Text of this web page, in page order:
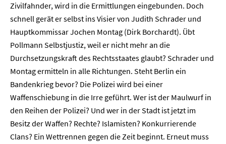
Zivilfahnder, wird in die Ermittlungen eingebunden. Doch
schnell gerät er selbst ins Visier von Judith Schrader und
Hauptkommissar Jochen Montag (Dirk Borchardt). Übt
Pollmann Selbstjustiz, weil er nicht mehr an die
Durchsetzungskraft des Rechtsstaates glaubt? Schrader und
Montag ermitteln in alle Richtungen. Steht Berlin ein
Bandenkrieg bevor? Die Polizei wird bei einer
Waffenschiebung in die Irre geführt. Wer ist der Maulwurf in
den Reihen der Polizei? Und wer in der Stadt ist jetzt im
Besitz der Waffen? Rechte? Islamisten? Konkurrierende
Clans? Ein Wettrennen gegen die Zeit beginnt. Erneut muss